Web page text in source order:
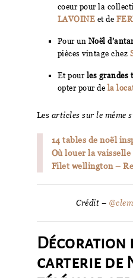
coeur pour la
LAVOINE et de
Pour un Noël
pièces vintage chez
Et pourles grandes
opter pour de la
Les articles sur le même
14 tables de noël
Où louer la
Filet wellington –
Crédit –
Décoration
carterie de